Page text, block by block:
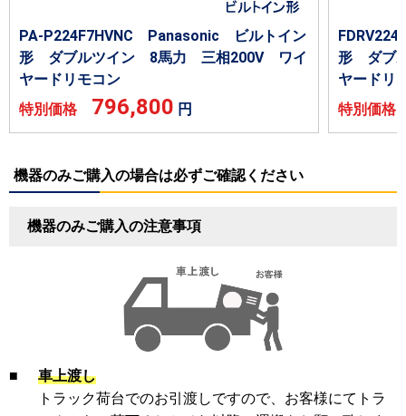
PA-P224F7HVNC Panasonic ビルトイン
形 ダブルツイン 8馬力 三相200V ワイ
ヤードリモコン
特別価格 796,800 円
形 ダブ
ヤードリ
特別価
機器のみご購入の場合は必ずご確認ください
機器のみご購入の注意事項
■
車上渡し
トラック荷台でのお引渡しですので、お客様にてトラ